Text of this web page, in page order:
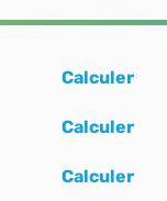
Calculer
Calculer
Calculer